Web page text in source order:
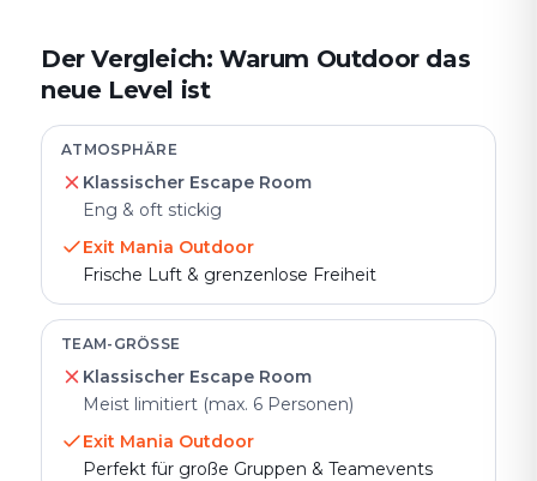
Der Vergleich: Warum Outdoor das
neue Level ist
ATMOSPHÄRE
Klassischer Escape Room
Eng & oft stickig
Exit Mania Outdoor
Frische Luft & grenzenlose Freiheit
TEAM-GRÖSSE
Klassischer Escape Room
Meist limitiert (max. 6 Personen)
Exit Mania Outdoor
Perfekt für große Gruppen & Teamevents